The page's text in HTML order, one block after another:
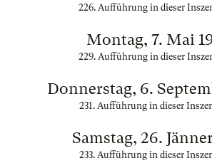
226. Aufführung in dieser
Montag, 7. Mai
229. Aufführung in dieser
Donnerstag, 6.
231. Aufführung in dieser
Samstag, 26.
233. Aufführung in dieser